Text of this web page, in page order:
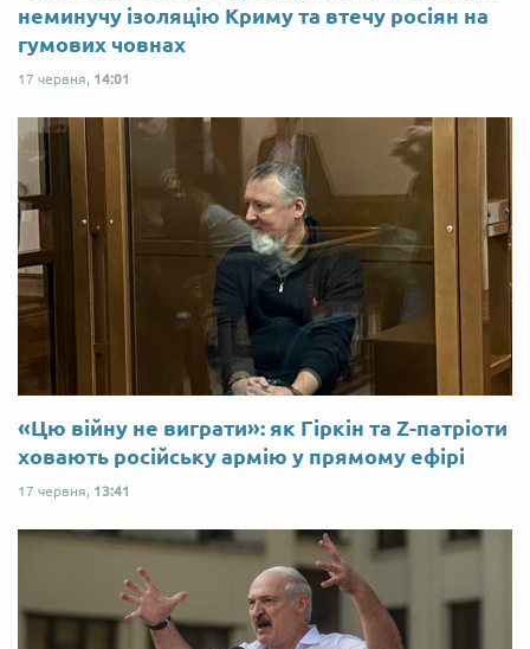
неминучу ізоляцію Криму та втечу росіян на
гумових човнах
17 червня, 14:01
«Цю війну не виграти»: як Гіркін та Z-патріоти
ховають російську армію у прямому ефірі
17 червня, 13:41